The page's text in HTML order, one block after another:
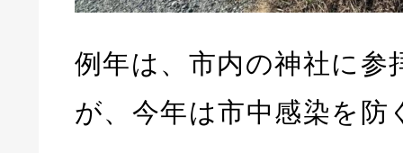
例年は、市内の神社に参
が、今年は市中感染を防